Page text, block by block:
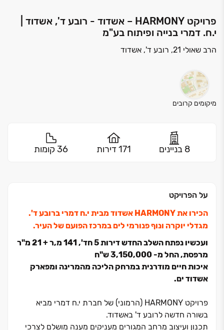
פרויקט HARMONY – אשדוד - רובע ד', אשדוד |
י.ח. דמרי בנייה ופיתוח בע"מ
הרב שאולי 21, רובע ד', אשדוד
מיקומים קרובים
8 בניינים 171 דירות 36 קומות
על הפרויקט
הכירו את HARMONY אשדוד מבית י.ח דמרי ברובע ד'.
מגדלי יוקרה ונוף פנורמי לים במרכז הפועם של העיר.
ועכשיו נפתח השלב החדש דירות ‏5 חד', ‏141 מ,ר + ‏21 מ"ר
מרפסת, החל מ- ‏3,150,000 ש"ח
איכות חיים מודרנית במרחק הליכה מהמרינה ומפארק
אשדוד ים.
פרויקט HARMONY (הרמוני) של חברת י.ח דמרי מביא
בשורה חדשה לרובע ד' באשדוד.
תכנון ועיצוב מרחב המגורים מעניקים מענה מושלם לצרכי